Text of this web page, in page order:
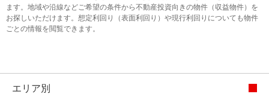
ます。地域や沿線などご希望の条件から不動産投資向きの物件（収益物件）を
お探しいただけます。想定利回り（表面利回り）や現行利回りについても物件
ごとの情報を閲覧できます。
エリア別